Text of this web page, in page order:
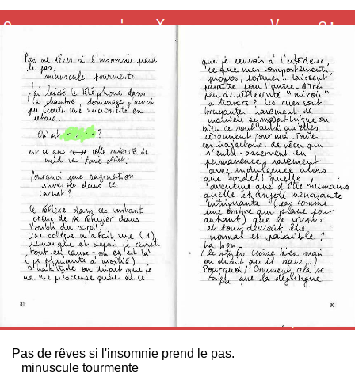
Pas de rêves si l'insomnie prend le pas.
minuscule tourmente